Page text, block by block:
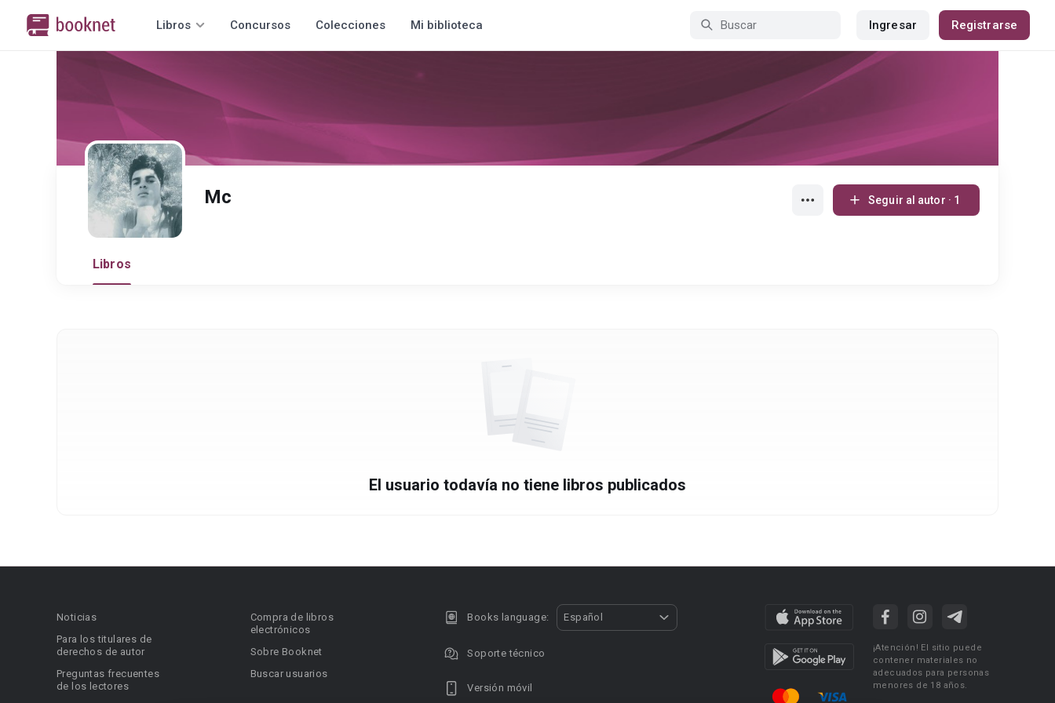
Libros Concursos Colecciones Mi biblioteca Ingresar Registrarse
Mc Seguir al autor · 1
Libros
El usuario todavía no tiene libros publicados
Noticias
Para los titulares de
derechos de autor
Preguntas frecuentes
de los lectores
Compra de libros
electrónicos
Sobre Booknet
Buscar usuarios
Books language: Español
Soporte técnico
Versión móvil
¡Atención! El sitio puede
contener materiales no
adecuados para personas
menores de 18 años.